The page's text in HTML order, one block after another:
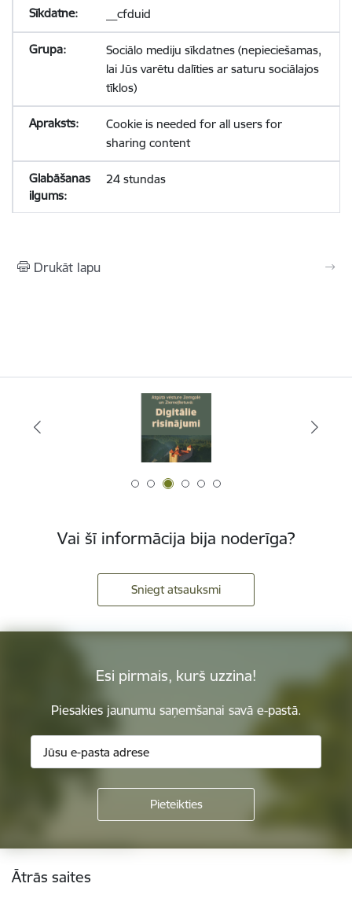
__cfduid
Sociālo mediju sīkdatnes (nepieciešamas,
lai Jūs varētu dalīties ar saturu sociālajos
tīklos)
Cookie is needed for all users for
sharing content
24 stundas
Drukāt lapu
Vai šī informācija bija noderīga?
Sniegt atsauksmi
Esi pirmais, kurš uzzina!
Piesakies jaunumu saņemšanai savā e-pastā.
Kājene
Ātrās saites